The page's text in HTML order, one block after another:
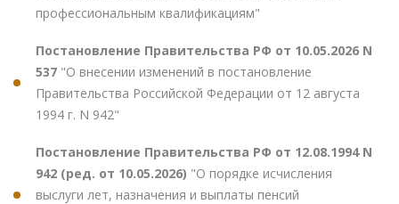
профессиональным квалификациям"
Постановление Правительства РФ от 10.05.2026 N
537 "О внесении изменений в постановление
Правительства Российской Федерации от 12 августа
1994 г. N 942"
Постановление Правительства РФ от 12.08.1994 N
942 (ред. от 10.05.2026) "О порядке исчисления
выслуги лет, назначения и выплаты пенсий